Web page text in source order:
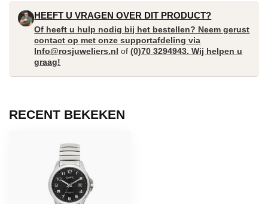
HEEFT U VRAGEN OVER DIT PRODUCT?
Of heeft u hulp nodig bij het bestellen? Neem gerust
contact op met onze supportafdeling via
Info@rosjuweliers.nl of(0)70 3294943. Wij helpen u
graag!
RECENT BEKEKEN